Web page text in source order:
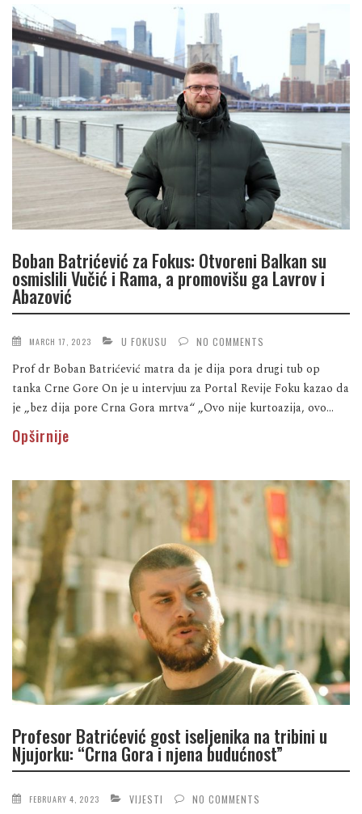
Boban Batrićević za Fokus: Otvoreni Balkan su
osmislili Vučić i Rama, a promovišu ga Lavrov i
Abazović
MARCH 17, 2023 U FOKUSU NO COMMENTS
Prof dr Boban Batrićević matra da je dija pora drugi tub op
tanka Crne Gore On je u intervjuu za Portal Revije Foku kazao da
je „bez dija pore Crna Gora mrtva“ „Ovo nije kurtoazija, ovo...
Opširnije
Profesor Batrićević gost iseljenika na tribini u
Njujorku: “Crna Gora i njena budućnost”
FEBRUARY 4, 2023 VIJESTI NO COMMENTS